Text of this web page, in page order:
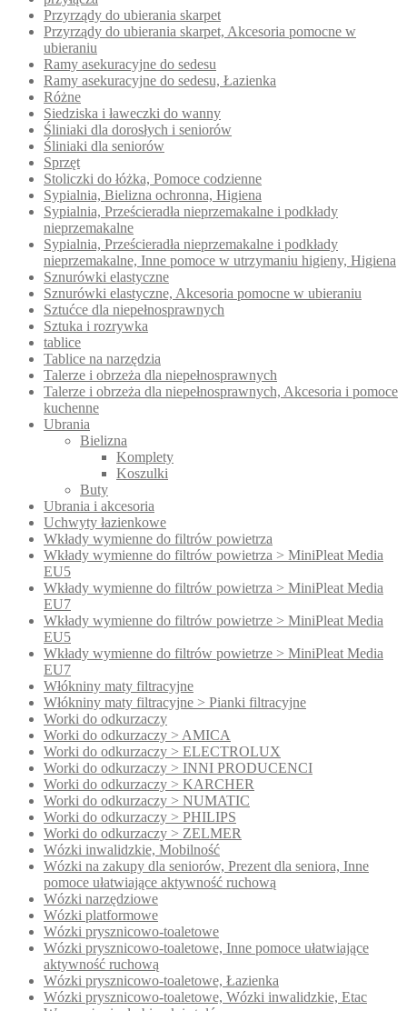
Przyrządy do ubierania skarpet
Przyrządy do ubierania skarpet, Akcesoria pomocne w
ubieraniu
Ramy asekuracyjne do sedesu
Ramy asekuracyjne do sedesu, Łazienka
Różne
Siedziska i ławeczki do wanny
Śliniaki dla dorosłych i seniorów
Śliniaki dla seniorów
Sprzęt
Stoliczki do łóżka, Pomoce codzienne
Sypialnia, Bielizna ochronna, Higiena
Sypialnia, Prześcieradła nieprzemakalne i podkłady
nieprzemakalne
Sypialnia, Prześcieradła nieprzemakalne i podkłady
nieprzemakalne, Inne pomoce w utrzymaniu higieny, Higiena
Sznurówki elastyczne
Sznurówki elastyczne, Akcesoria pomocne w ubieraniu
Sztućce dla niepełnosprawnych
Sztuka i rozrywka
tablice
Tablice na narzędzia
Talerze i obrzeża dla niepełnosprawnych
Talerze i obrzeża dla niepełnosprawnych, Akcesoria i pomoce
kuchenne
Ubrania
Bielizna
Komplety
Koszulki
Buty
Ubrania i akcesoria
Uchwyty łazienkowe
Wkłady wymienne do filtrów powietrza
Wkłady wymienne do filtrów powietrza > MiniPleat Media
EU5
Wkłady wymienne do filtrów powietrza > MiniPleat Media
EU7
Wkłady wymienne do filtrów powietrze > MiniPleat Media
EU5
Wkłady wymienne do filtrów powietrze > MiniPleat Media
EU7
Włókniny maty filtracyjne
Włókniny maty filtracyjne > Pianki filtracyjne
Worki do odkurzaczy
Worki do odkurzaczy > AMICA
Worki do odkurzaczy > ELECTROLUX
Worki do odkurzaczy > INNI PRODUCENCI
Worki do odkurzaczy > KARCHER
Worki do odkurzaczy > NUMATIC
Worki do odkurzaczy > PHILIPS
Worki do odkurzaczy > ZELMER
Wózki inwalidzkie, Mobilność
Wózki na zakupy dla seniorów, Prezent dla seniora, Inne
pomoce ułatwiające aktywność ruchową
Wózki narzędziowe
Wózki platformowe
Wózki prysznicowo-toaletowe
Wózki prysznicowo-toaletowe, Inne pomoce ułatwiające
aktywność ruchową
Wózki prysznicowo-toaletowe, Łazienka
Wózki prysznicowo-toaletowe, Wózki inwalidzkie, Etac